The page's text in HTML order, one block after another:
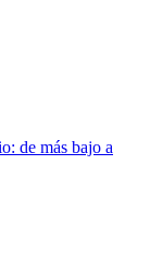
de más bajo a